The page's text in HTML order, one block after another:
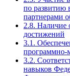
по развитию
партнерами
2.8. Наличие
достижений
3.1.
программно-
3.2.
навыков